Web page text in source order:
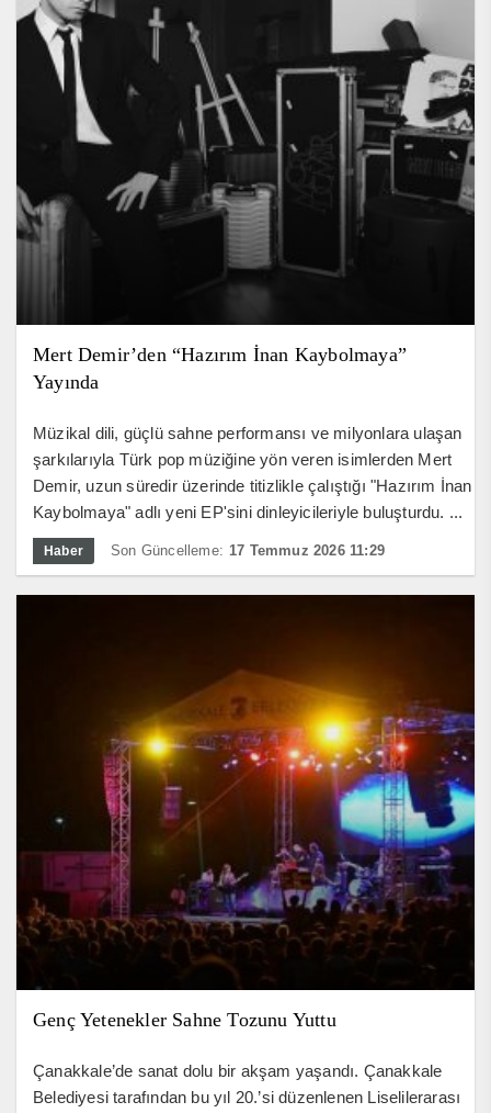
Mert Demir’den “Hazırım İnan Kaybolmaya”
Yayında
Müzikal dili, güçlü sahne performansı ve milyonlara ulaşan
şarkılarıyla Türk pop müziğine yön veren isimlerden Mert
Demir, uzun süredir üzerinde titizlikle çalıştığı "Hazırım İnan
Kaybolmaya" adlı yeni EP'sini dinleyicileriyle buluşturdu. ...
Haber Son Güncelleme: 17 Temmuz 2026 11:29
Genç Yetenekler Sahne Tozunu Yuttu
Çanakkale’de sanat dolu bir akşam yaşandı. Çanakkale
Belediyesi tarafından bu yıl 20.’si düzenlenen Liselilerarası